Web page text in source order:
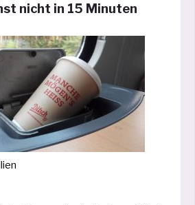
nicht in 15 Minuten